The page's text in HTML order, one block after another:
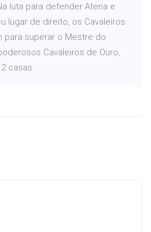
luta para defender Atena e
lugar de direito, os Cavaleiros
para superar o Mestre do
Cavaleiros de Ouro,
casas.